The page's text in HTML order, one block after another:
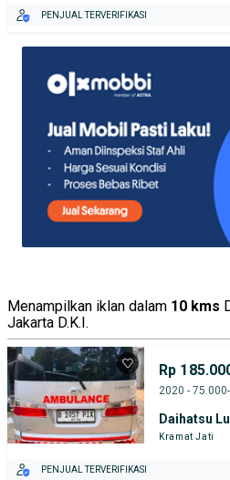
PENJUAL TERVERIFIKASI
Menampilkan iklan dalam 10 kms
Jakarta D.K.I.
Rp
2020 -
Daihatsu
Kramat Jati
PENJUAL TERVERIFIKASI